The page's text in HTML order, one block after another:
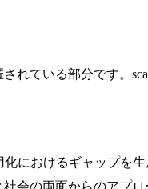
れている部分です。
におけるギャップを
会の両面からのアプロ